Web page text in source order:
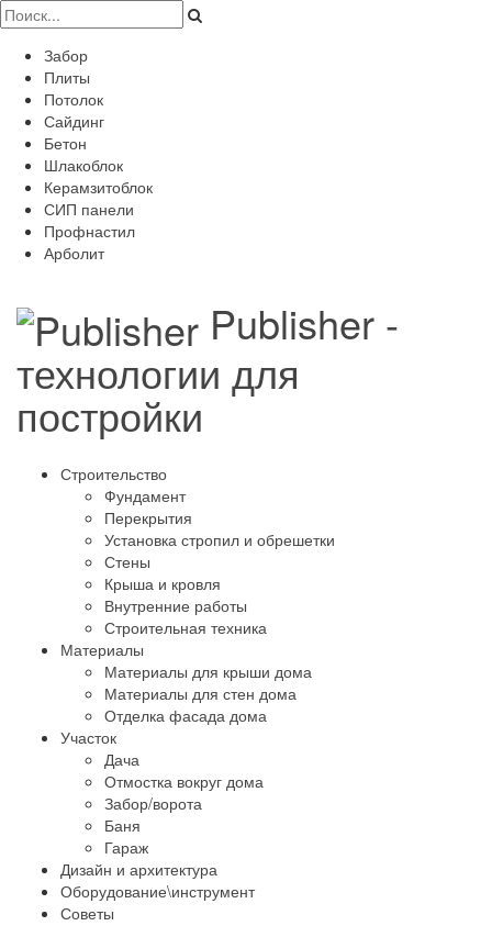
Забор
Плиты
Потолок
Сайдинг
Бетон
Шлакоблок
Керамзитоблок
СИП панели
Профнастил
Арболит
Publisher -
технологии для
постройки
Строительство
Фундамент
Перекрытия
Установка стропил и обрешетки
Стены
Крыша и кровля
Внутренние работы
Строительная техника
Материалы
Материалы для крыши дома
Материалы для стен дома
Отделка фасада дома
Участок
Дача
Отмостка вокруг дома
Забор/ворота
Баня
Гараж
Дизайн и архитектура
Оборудование\инструмент
Советы